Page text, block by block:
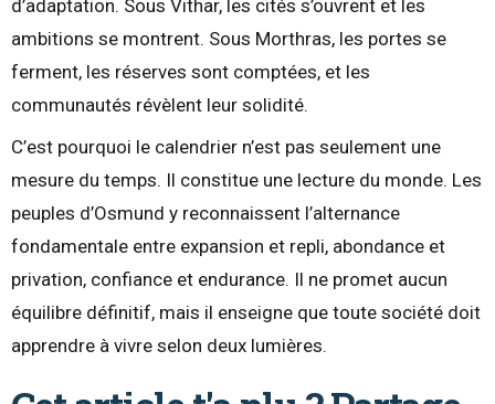
d’adaptation. Sous Vithar, les cités s’ouvrent et les
ambitions se montrent. Sous Morthras, les portes se
ferment, les réserves sont comptées, et les
communautés révèlent leur solidité.
C’est pourquoi le calendrier n’est pas seulement une
mesure du temps. Il constitue une lecture du monde. Les
peuples d’Osmund y reconnaissent l’alternance
fondamentale entre expansion et repli, abondance et
privation, confiance et endurance. Il ne promet aucun
équilibre définitif, mais il enseigne que toute société doit
apprendre à vivre selon deux lumières.